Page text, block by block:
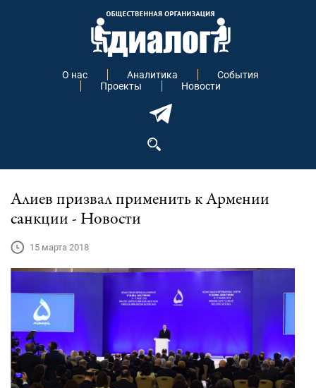
О нас Аналитика
События
Проекты
Новости
Алиев призвал применить к Армении
санкции - Новости
15 марта 2018